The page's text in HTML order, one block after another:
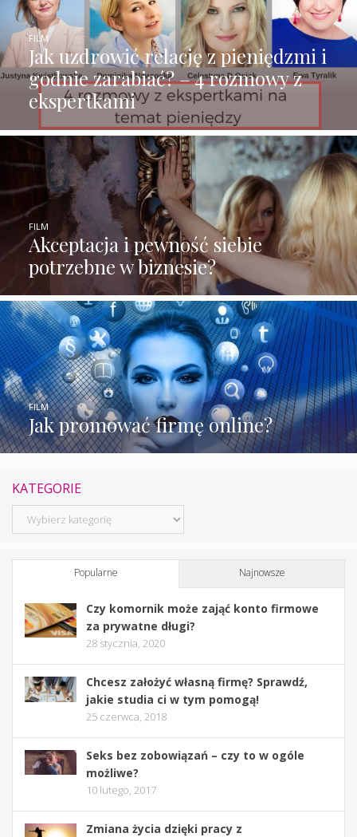
Jak uzdrowić relację z pieniędzmi i
godnie zarabiać? – 4 rozmowy z
ekspertkami
FILM
Akceptacja i pewność siebie
potrzebne w biznesie?
FILM
Jak promować firmę online?
FILM
KATEGORIE
Kategorie
Popularne Najnowsze
Czy komornik może zająć konto firmowe
za prywatne długi?
28 stycznia, 2020
Chcesz założyć własną firmę? Sprawdź,
jakie studia ci w tym pomogą!
25 czerwca, 2018
Seks bez zobowiązań – czy to w ogóle
możliwe?
10 lutego, 2017
Zmiana życia dzięki pracy z